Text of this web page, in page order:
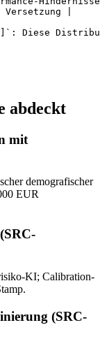
|
Diese
abdeckt
mit
demografischer
EUR
KI; Calibration-
(SRC-